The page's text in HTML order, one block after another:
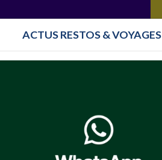
ACTUS RESTOS & VOYAGES